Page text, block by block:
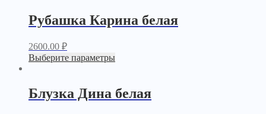
Рубашка Карина белая
2600.00 ₽
Выберите параметры
Блузка Дина белая